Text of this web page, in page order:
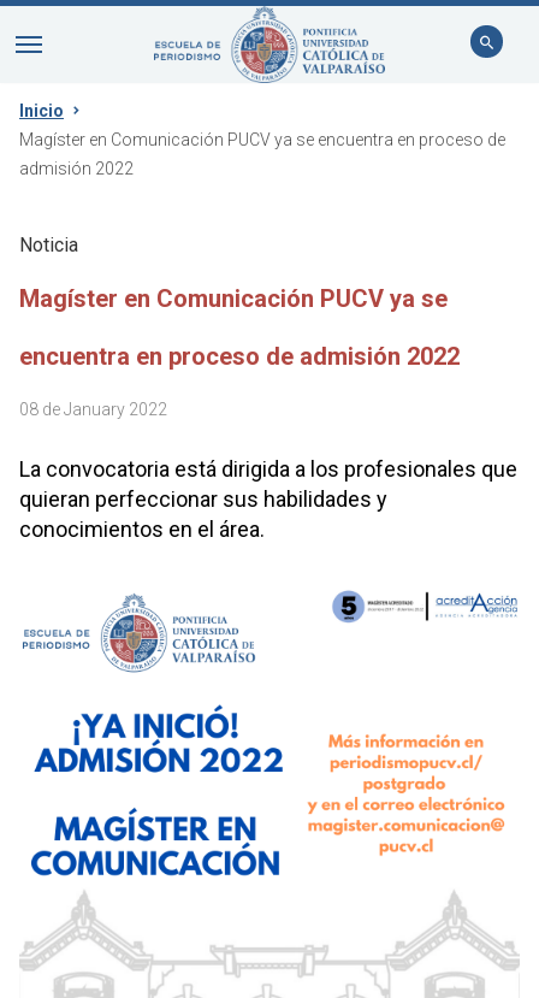
Inicio
Magíster en Comunicación PUCV ya se encuentra en proceso de
admisión 2022
Noticia
Magíster en Comunicación PUCV ya se
encuentra en proceso de admisión 2022
08 de January 2022
La convocatoria está dirigida a los profesionales que
quieran perfeccionar sus habilidades y
conocimientos en el área.